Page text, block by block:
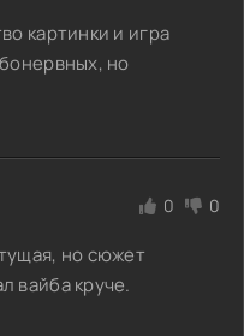
картинки и игра
но
0 0
но сюжет
вайба круче.